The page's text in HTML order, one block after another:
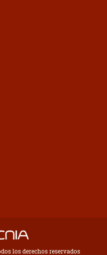
los derechos reservados